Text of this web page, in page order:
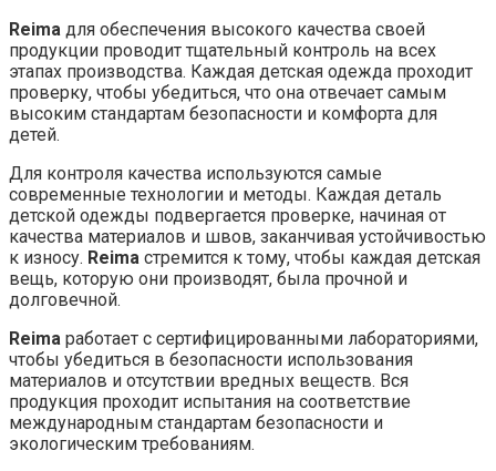
Reima для обеспечения высокого качества своей
продукции проводит тщательный контроль на всех
этапах производства. Каждая детская одежда проходит
проверку, чтобы убедиться, что она отвечает самым
высоким стандартам безопасности и комфорта для
детей.
Для контроля качества используются самые
современные технологии и методы. Каждая деталь
детской одежды подвергается проверке, начиная от
качества материалов и швов, заканчивая устойчивостью
к износу. Reima стремится к тому, чтобы каждая детская
вещь, которую они производят, была прочной и
долговечной.
Reima работает с сертифицированными лабораториями,
чтобы убедиться в безопасности использования
материалов и отсутствии вредных веществ. Вся
продукция проходит испытания на соответствие
международным стандартам безопасности и
экологическим требованиям.